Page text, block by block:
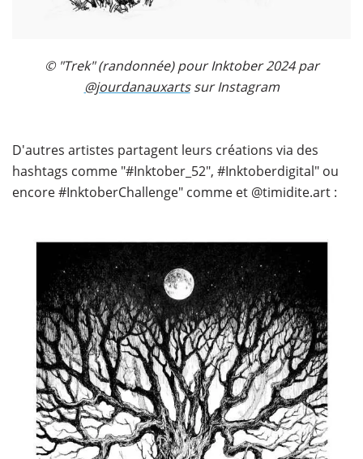
© "Trek" (randonnée) pour Inktober 2024 par
@jourdanauxartssur Instagram
D'autres artistes partagent leurs créations via des
hashtags comme "#Inktober_52", #Inktoberdigital" ou
encore #InktoberChallenge" comme et @timidite.art :